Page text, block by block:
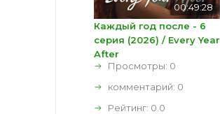
00:49:28
Каждый год после - 6
серия (2026) / Every Year
After
Просмотры: 0
комментарий: 0
Рейтинг: 0.0